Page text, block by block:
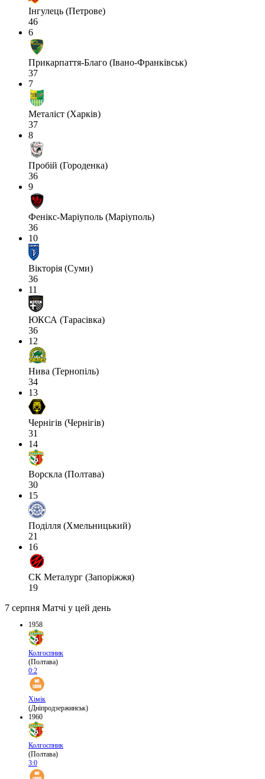
Інгулець (Петрове)
46
6
Прикарпаття-Благо (Івано-Франківськ)
37
7
Металіст (Харків)
37
8
Пробій (Городенка)
36
9
Фенікс-Маріуполь (Маріуполь)
36
10
Вікторія (Суми)
36
11
ЮКСА (Тарасівка)
36
12
Нива (Тернопіль)
34
13
Чернігів (Чернігів)
31
14
Ворскла (Полтава)
30
15
Поділля (Хмельницький)
21
16
СК Металург (Запоріжжя)
19
7 серпня Матчі у цей день
1958
Колгоспник
(Полтава)
0:2
Хімік
(Дніпродзержинськ)
1960
Колгоспник
(Полтава)
3:0